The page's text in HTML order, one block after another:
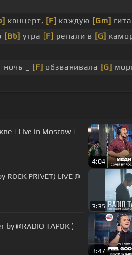
концерт, [F] каждую [Gm]
[Bb] утра [F] репали в [G]
ночь _ [F] обзванивала [G]
| Live in Moscow |
4:04
PRIVET) LIVE @
3:35
@RADIO TAPOK )
3:47